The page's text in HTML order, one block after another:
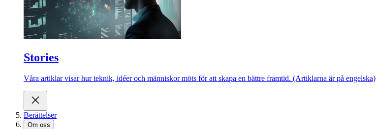
Stories
Våra artiklar visar hur teknik, idéer och människor möts för att skapa en bättre framtid. (Artiklarna är på engelska)
Berättelser
Om oss